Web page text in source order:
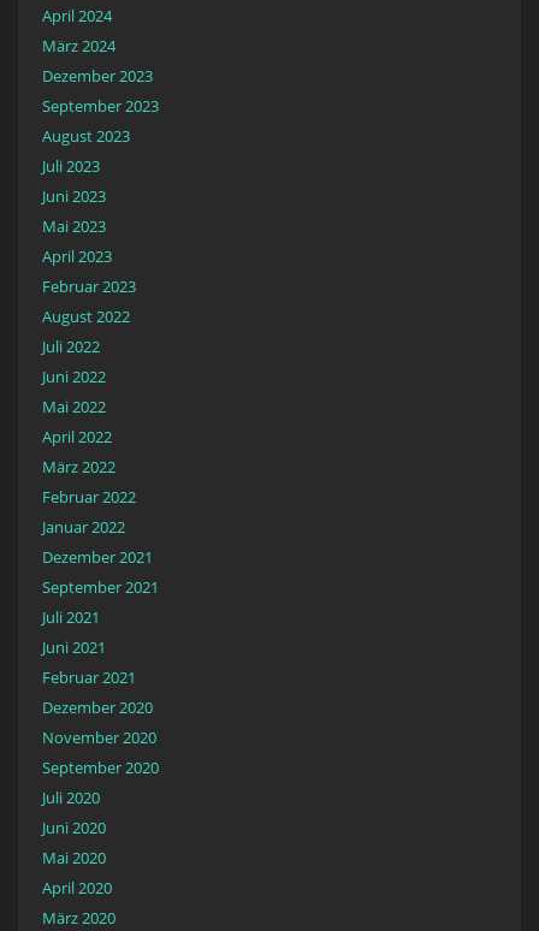
April 2024
März 2024
Dezember 2023
September 2023
August 2023
Juli 2023
Juni 2023
Mai 2023
April 2023
Februar 2023
August 2022
Juli 2022
Juni 2022
Mai 2022
April 2022
März 2022
Februar 2022
Januar 2022
Dezember 2021
September 2021
Juli 2021
Juni 2021
Februar 2021
Dezember 2020
November 2020
September 2020
Juli 2020
Juni 2020
Mai 2020
April 2020
März 2020